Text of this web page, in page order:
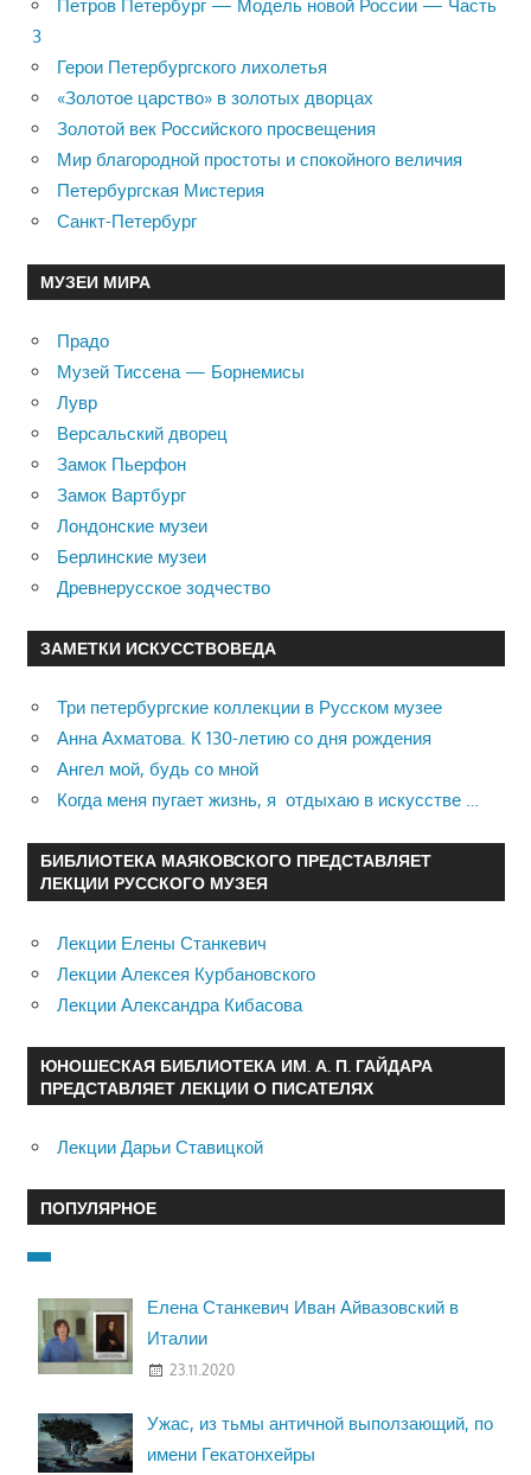
Петров Петербург — Модель новой России — Часть
3
Герои Петербургского лихолетья
«Золотое царство» в золотых дворцах
Золотой век Российского просвещения
Мир благородной простоты и спокойного величия
Петербургская Мистерия
Санкт-Петербург
МУЗЕИ МИРА
Прадо
Музей Тиссена — Борнемисы
Лувр
Версальский дворец
Замок Пьерфон
Замок Вартбург
Лондонские музеи
Берлинские музеи
Древнерусское зодчество
ЗАМЕТКИ ИСКУССТВОВЕДА
Три петербургские коллекции в Русском музее
Анна Ахматова. К 130-летию со дня рождения
Ангел мой, будь со мной
Когда меня пугает жизнь, я отдыхаю в искусстве …
БИБЛИОТЕКА МАЯКОВСКОГО ПРЕДСТАВЛЯЕТ
ЛЕКЦИИ РУССКОГО МУЗЕЯ
Лекции Елены Станкевич
Лекции Алексея Курбановского
Лекции Александра Кибасова
ЮНОШЕСКАЯ БИБЛИОТЕКА ИМ. А. П. ГАЙДАРА
ПРЕДСТАВЛЯЕТ ЛЕКЦИИ О ПИСАТЕЛЯХ
Лекции Дарьи Ставицкой
ПОПУЛЯРНОЕ
Елена Станкевич Иван Айвазовский в
Италии
23.11.2020
Ужас, из тьмы античной выползающий, по
имени Гекатонхейры